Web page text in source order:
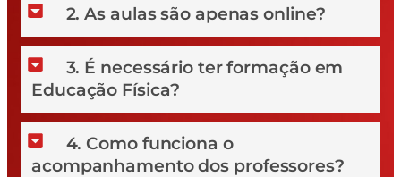
2. As aulas são apenas online?
3. É necessário ter formação em
Educação Física?
4. Como funciona o
acompanhamento dos professores?